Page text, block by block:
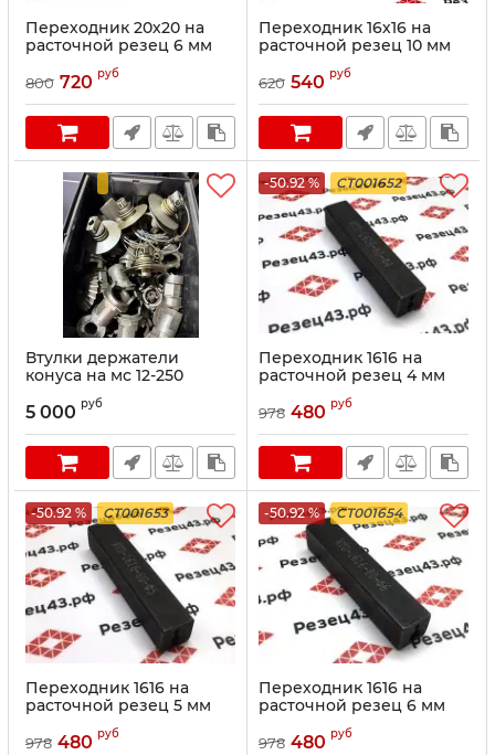
Переходник 20х20 на
расточной резец 6 мм
(круглое отверстие)
800 720 руб
Переходник 16х16 на
расточной резец 10 мм
(круглое отверстие)
620 540 руб
Втулки держатели
конуса на мс 12-250
5 000 руб
-50.92 % CT001652
Переходник 1616 на
расточной резец 4 мм
978 480 руб
-50.92 % CT001653
Переходник 1616 на
расточной резец 5 мм
978 480 руб
-50.92 % CT001654
Переходник 1616 на
расточной резец 6 мм
978 480 руб